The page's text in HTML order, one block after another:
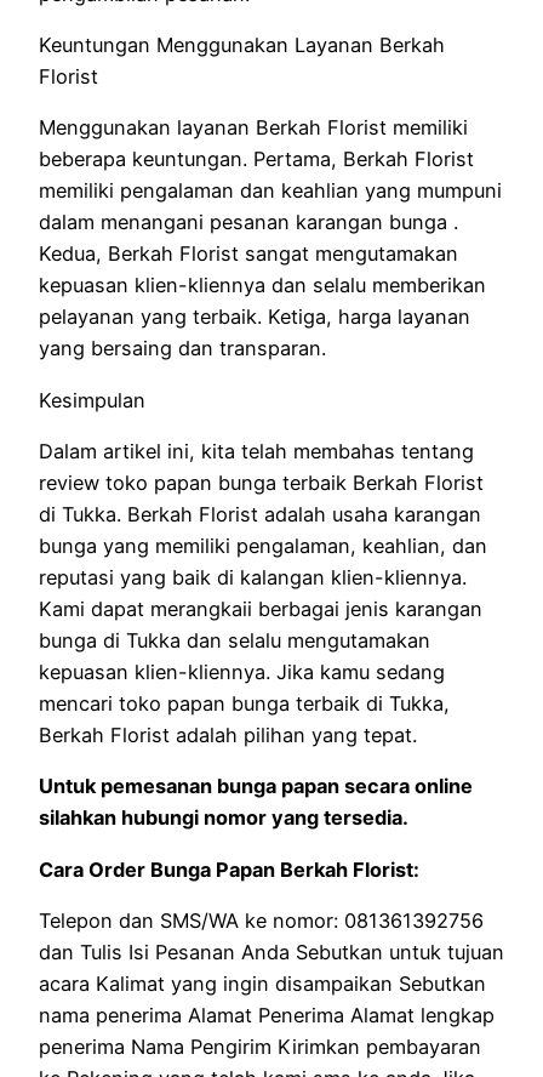
Keuntungan Menggunakan Layanan Berkah
Florist
Menggunakan layanan Berkah Florist memiliki
beberapa keuntungan. Pertama, Berkah Florist
memiliki pengalaman dan keahlian yang mumpuni
dalam menangani pesanan karangan bunga .
Kedua, Berkah Florist sangat mengutamakan
kepuasan klien-kliennya dan selalu memberikan
pelayanan yang terbaik. Ketiga, harga layanan
yang bersaing dan transparan.
Kesimpulan
Dalam artikel ini, kita telah membahas tentang
review toko papan bunga terbaik Berkah Florist
di Tukka. Berkah Florist adalah usaha karangan
bunga yang memiliki pengalaman, keahlian, dan
reputasi yang baik di kalangan klien-kliennya.
Kami dapat merangkaii berbagai jenis karangan
bunga di Tukka dan selalu mengutamakan
kepuasan klien-kliennya. Jika kamu sedang
mencari toko papan bunga terbaik di Tukka,
Berkah Florist adalah pilihan yang tepat.
Untuk pemesanan bunga papan secara online
silahkan hubungi nomor yang tersedia.
Cara Order Bunga Papan Berkah Florist:
Telepon dan SMS/WA ke nomor: 081361392756
dan Tulis Isi Pesanan Anda Sebutkan untuk tujuan
acara Kalimat yang ingin disampaikan Sebutkan
nama penerima Alamat Penerima Alamat lengkap
penerima Nama Pengirim Kirimkan pembayaran